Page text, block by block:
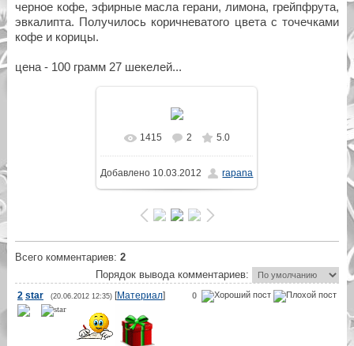
черное кофе, эфирные масла герани, лимона, грейпфрута,
эвкалипта. Получилось коричневатого цвета с точечками
кофе и корицы.
цена - 100 грамм 27 шекелей...
В реальном размере
640x480/ 95.1Kb
1415 2 5.0
Добавлено 10.03.2012 rapana
Всего комментариев: 2
Порядок вывода комментариев:
0
2 star (20.06.2012 12:35)[Материал]